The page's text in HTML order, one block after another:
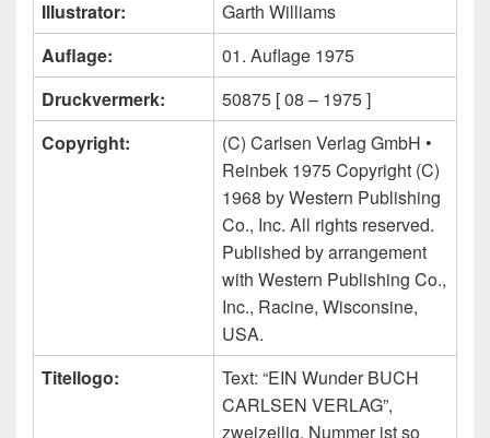
Illustrator:
Garth Williams
Auflage:
01. Auflage 1975
Druckvermerk:
50875 [ 08 – 1975 ]
Copyright:
(C) Carlsen Verlag GmbH •
Reinbek 1975 Copyright (C)
1968 by Western Publishing
Co., Inc. All rights reserved.
Published by arrangement
with Western Publishing Co.,
Inc., Racine, Wisconsine,
USA.
Titellogo:
Text: “EIN Wunder BUCH
CARLSEN VERLAG”,
zweizeilig, Nummer ist so